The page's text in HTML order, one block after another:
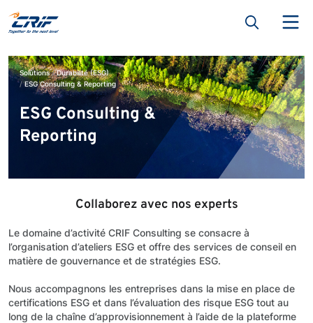
Solutions
Durabilité (ESG)
ESG Consulting & Reporting
ESG Consulting &
Reporting
Collaborez avec nos experts
Le domaine d’activité CRIF Consulting se consacre à
l’organisation d’ateliers ESG et offre des services de conseil en
matière de gouvernance et de stratégies ESG.
Nous accompagnons les entreprises dans la mise en place de
certifications ESG et dans l’évaluation des risque ESG tout au
long de la chaîne d’approvisionnement à l’aide de la plateforme